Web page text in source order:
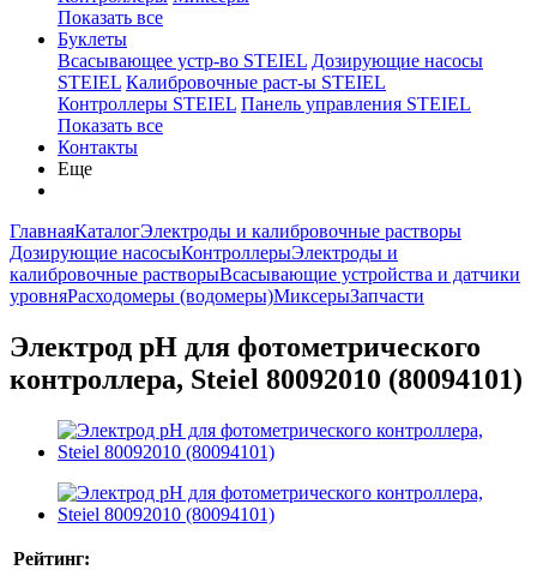
Показать все
Буклеты
Всасывающее устр-во STEIEL Дозирующие насосы
STEIEL Калибровочные раст-ы STEIEL
Контроллеры STEIEL Панель управления STEIEL
Показать все
Контакты
Еще
ГлавнаяКаталогЭлектроды и калибровочные растворы
Дозирующие насосыКонтроллерыЭлектроды и
калибровочные растворыВсасывающие устройства и датчики
уровняРасходомеры (водомеры)МиксерыЗапчасти
Электрод рН для фотометрического
контроллера, Steiel 80092010 (80094101)
Рейтинг: